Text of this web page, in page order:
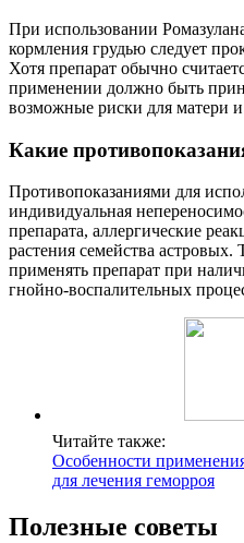
При использовании
кормления грудью следует
Хотя препарат обычно
применении должно быть
возможные риски для матери и
Какие
Противопоказаниями для
индивидуальная
препарата, аллергические
растения семейства астровых.
применять препарат при
гнойно-воспалительных
Читайте также:
Особенности
для лечения геморроя
Полезные советы